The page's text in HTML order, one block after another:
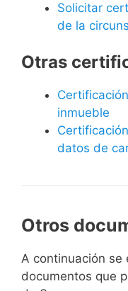
Solicitar
de la
Otras
inmueble
datos de
Otros
A continuación se
documentos que